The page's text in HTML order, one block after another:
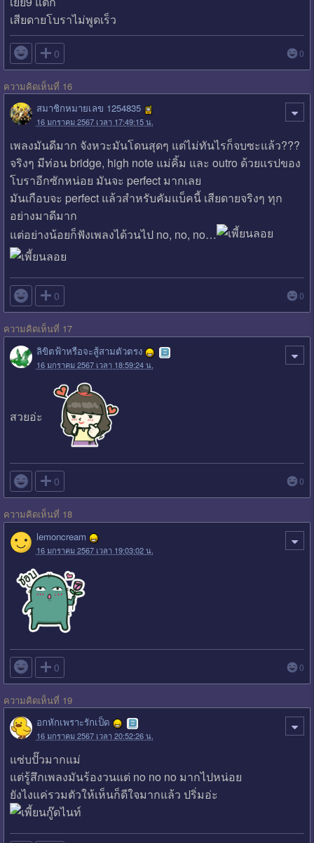
เสียดายโบราไม่พูดเร็ว
 0 0
ความคิดเห็นที่ 16
สมาชิกหมายเลข 1254835
16 มกราคม 2567 เวลา 17:49:15 น.
เพลงมันดีมาก จังหวะมันโดนสุดๆ แต่ไม่ทันไรก็จบซะแล้ว???
จริงๆ มีท่อน bridge, high note แม่คิ้ม และ outro ด้วยแรปของ
โบราอีกซักหน่อย มันจะ perfect มากเลย
มันเกือบจะ perfect แล้วสำหรับคัมแบ็คนี้ เสียดายจริงๆ ทุก
อย่างมาดีมาก
แต่อย่างน้อยก็ฟังเพลงได้วนไป no, no, no…
 0 0
ความคิดเห็นที่ 17
ลิขิตฟ้าหรือจะสู้สามตัวตรง
16 มกราคม 2567 เวลา 18:59:24 น.
สวยอ่ะ
 0 0
ความคิดเห็นที่ 18
lemoncream
16 มกราคม 2567 เวลา 19:03:02 น.
 0 0
ความคิดเห็นที่ 19
อกหักเพราะรักเป็ด
16 มกราคม 2567 เวลา 20:52:26 น.
แซ่บปั๊วมากแม่
แต่รู้สึกเพลงมันร้องวนแต่ no no no มากไปหน่อย
ยังไงแค่รวมตัวให้เห็นก็ดีใจมากแล้ว ปริ่มอ่ะ